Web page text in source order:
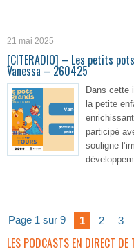
21 mai 2025
[CITERADIO] – Les petits
Vanessa – 260425
Dans cette
la petite
participé
souligne
Page 1 sur 9 1 2 3
LES PODCASTS EN DIRECT